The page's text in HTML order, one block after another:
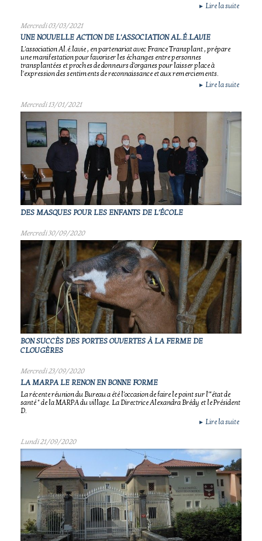
► Lire la suite
Mercredi 03/03/2021
UNE NOUVELLE ACTION DE L'ASSOCIATION AL.É.LAVIE
L'association Al.é.lavie , en partenariat avec France Transplant , prépare
une manifestation pour favoriser les échanges entre personnes
transplantées et proches de donneurs d'organes pour laisser place à
l'expression des sentiments de reconnaissance et aux remerciements.
► Lire la suite
Mercredi 13/01/2021
DES MASQUES POUR LES ENFANTS DE L'ÉCOLE
Mercredi 30/09/2020
BON SUCCÈS DES PORTES OUVERTES À LA FERME DE
CLOUGÈRES
Mercredi 23/09/2020
LA MARPA LE RENON EN BONNE FORME
La récente réunion du Bureau a été l'occasion de faire le point sur l'"état de
santé " de la MARPA du village. La Directrice Alexandra Brédy et le Président
D.
► Lire la suite
Lundi 21/09/2020